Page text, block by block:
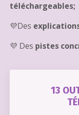
téléchargeables;
💜Des
💜 Des pistes
13